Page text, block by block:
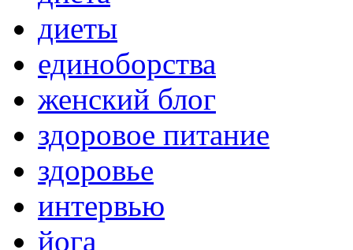
диеты
единоборства
женский блог
здоровое питание
здоровье
интервью
йога